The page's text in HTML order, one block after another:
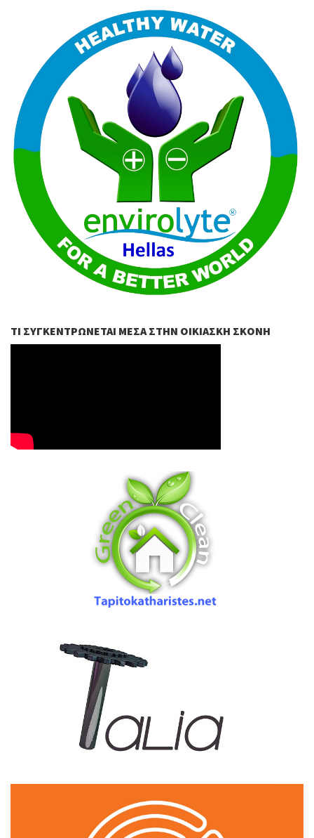
ΤΙ ΣΥΓΚΕΝΤΡΏΝΕΤΑΙ ΜΈΣΑ ΣΤΗΝ ΟΙΚΙΑΣΚΉ ΣΚΌΝΗ